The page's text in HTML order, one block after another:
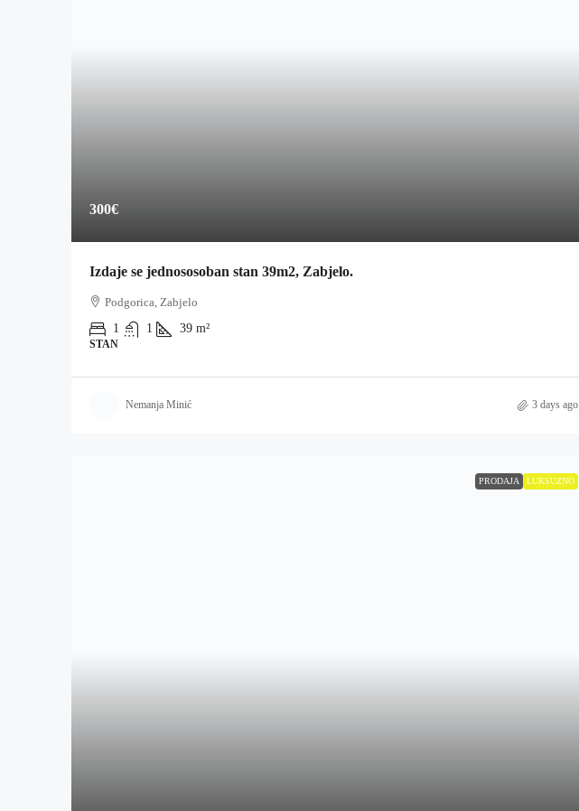
300€
Izdaje se jednososoban stan 39m2, Zabjelo.
Podgorica, Zabjelo
1
1 39 m²
STAN
Nemanja Minić 3 days ago
PRODAJA LUKSUZNO